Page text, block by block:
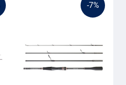
-7%